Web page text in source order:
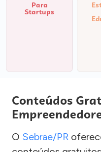
Para
Startups
Conteúdos
O Sebrae/PR